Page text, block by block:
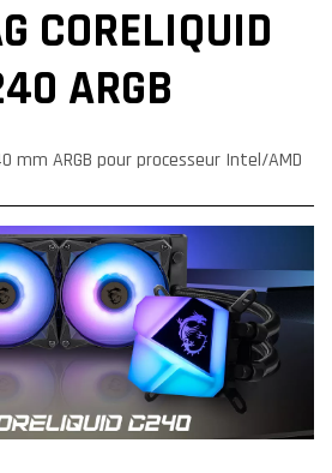
CORELIQUID
ARGB
mm ARGB pour processeur Intel/AMD